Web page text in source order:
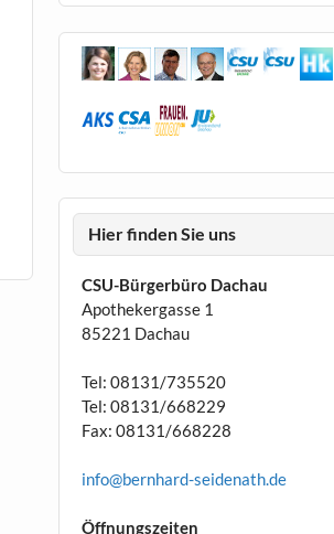
Hier finden Sie uns
CSU-Bürgerbüro Dachau
Apothekergasse 1
85221 Dachau
Tel: 08131/735520
Tel: 08131/668229
Fax: 08131/668228
info@bernhard-seidenath.de
Öffnungszeiten